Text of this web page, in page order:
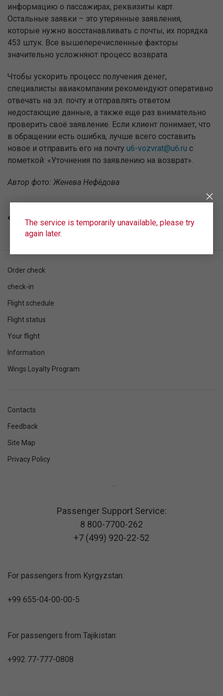
информацию о пассажирах, реквизиты карт.
Остальные заявки – это утерянные заявления,
которые нужно восстанавливать с почты, их порядка
453 штук. Все вышеперечисленные факторы
значительно усложняют процесс возврата.
Чтобы ускорить процесс получения денег,
специалисты авиакомпании рекомендуют оперативно
отвечать на эл. почту и отправлять ответом
недостающие данные, а также еще раз внимательно
проверить своё заявление. Если клиент понимает, что
в обращении есть ошибка, лучше всего составить
новое и отправить его на почту u6-vozvrat@u6.ru с
пометкой: «Уточнения по заявлению на возврат».
Автор фото: Женева Нефёдова
The service is temporarily unavailable, please try
again later.
Order check
check-in
Flight schedule
Flight status
Your flight
Information
Wings Loyalty Program
Contacts
Feedback
Site Map
Privacy Policy
Passenger Support Service:
8 800-7700-262
+7 (499) 920-22-52
For passengers from Kyrgyzstan:
+99 655-04-00-00-5
For passengers from Tajikistan:
+992 77-777-0808